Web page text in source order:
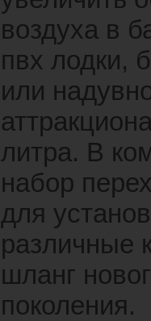
воздуха в
пвх лодки,
или
литра. В
набор
для
различные
шланг
поколения.